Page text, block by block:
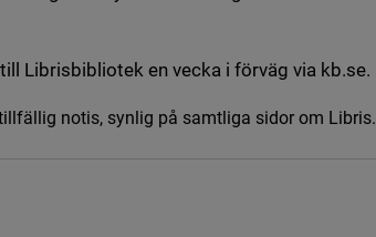
Librisbibliotek en vecka i förväg via kb.se.
notis, synlig på samtliga sidor om Libris.